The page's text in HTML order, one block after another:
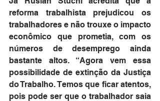
reforma trabalhista prejudicou os
trabalhadores e não trouxe o impacto
econômico que prometia, com os
números de desemprego ainda
bastante altos. “Agora vem essa
possibilidade de extinção da Justiça
do Trabalho. Temos que ficar atentos,
pois pode ser que o trabalhador saia